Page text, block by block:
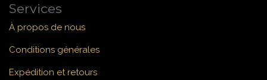
Services
À propos de nous
Conditions générales
Expédition et retours